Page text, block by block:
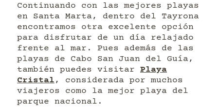
Continuando con las mejores playas
en Santa Marta, dentro del Tayrona
encontramos otra excelente opción
para disfrutar de un día relajado
frente al mar. Pues además de las
playas de Cabo San Juan del Guía,
también puedes visitar Playa
Cristal , considerada por muchos
viajeros como la mejor playa del
parque nacional.